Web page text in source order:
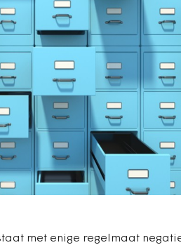
met enige regelmaat